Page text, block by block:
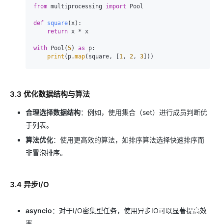
from multiprocessing import Pool
def square(x):
return x * x
with Pool(5) as p:
print (p.map(square, [ 1, 2, 3
3.3 优化数据结构与算法
合理选择数据结构：例如，使用集合（set）进行成员判断优
于列表。
算法优化：使用更高效的算法，如排序算法选择快速排序而
非冒泡排序。
3.4 异步I/O
asyncio：对于I/O密集型任务，使用异步IO可以显著提高效